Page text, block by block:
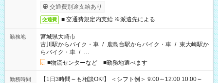
交通費別途支給あり
交通費 ■ 交通費規定内支給 ※派遣先による
勤務地
宮城県大崎市
古川駅からバイク・車 / 鹿島台駅からバイク・車 / 東大崎駅か
らバイク・車 / …
■物流センターなど ■勤務地選べます
勤務時間
【1日3時間～も相談OK!】 ＜シフト例＞ 9:00～12:00 10:00～